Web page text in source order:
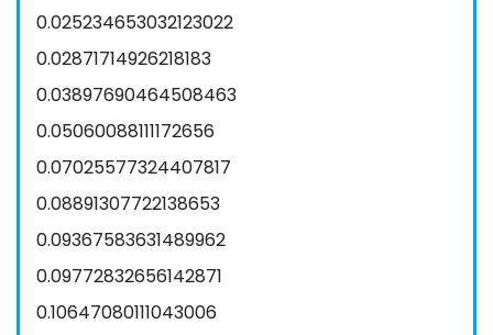
0.025234653032123022
0.02871714926218183
0.03897690464508463
0.05060088111172656
0.07025577324407817
0.08891307722138653
0.09367583631489962
0.09772832656142871
0.10647080111043006